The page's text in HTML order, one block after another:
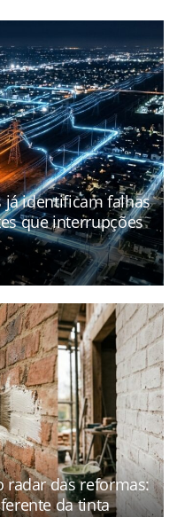
já identificam falhas
que interrupções
radar das reformas:
da tinta